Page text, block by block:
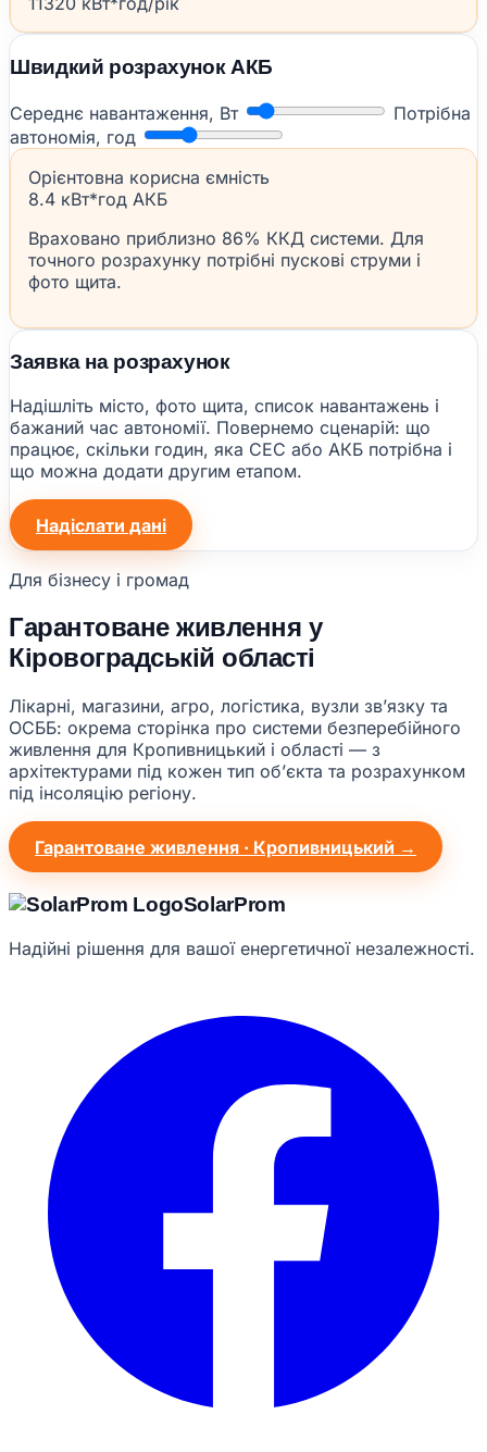
Швидкий розрахунок АКБ
Середнє навантаження, Вт
Потрібна
автономія, год
Орієнтовна корисна ємність
8.4 кВт*год АКБ
Враховано приблизно 86% ККД системи. Для
точного розрахунку потрібні пускові струми і
фото щита.
Заявка на розрахунок
Надішліть місто, фото щита, список навантажень і
бажаний час автономії. Повернемо сценарій: що
працює, скільки годин, яка СЕС або АКБ потрібна і
що можна додати другим етапом.
Надіслати дані
Для бізнесу і громад
Гарантоване живлення у
Кіровоградській області
Лікарні, магазини, агро, логістика, вузли звʼязку та
ОСББ: окрема сторінка про системи безперебійного
живлення для Кропивницький і області — з
архітектурами під кожен тип обʼєкта та розрахунком
під інсоляцію регіону.
Гарантоване живлення · Кропивницький →
SolarProm
Надійні рішення для вашої енергетичної незалежності.